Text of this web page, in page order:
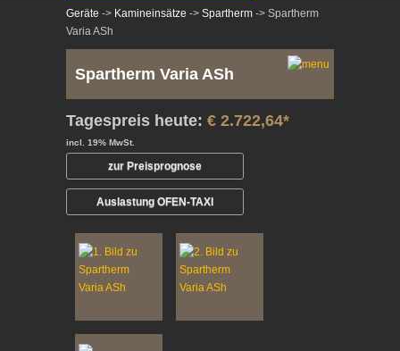
Geräte -> Kamineinsätze -> Spartherm -> Spartherm
Varia ASh
Spartherm Varia ASh
Tagespreis heute: € 2.722,64*
incl. 19% MwSt.
zur Preisprognose
Auslastung OFEN-TAXI